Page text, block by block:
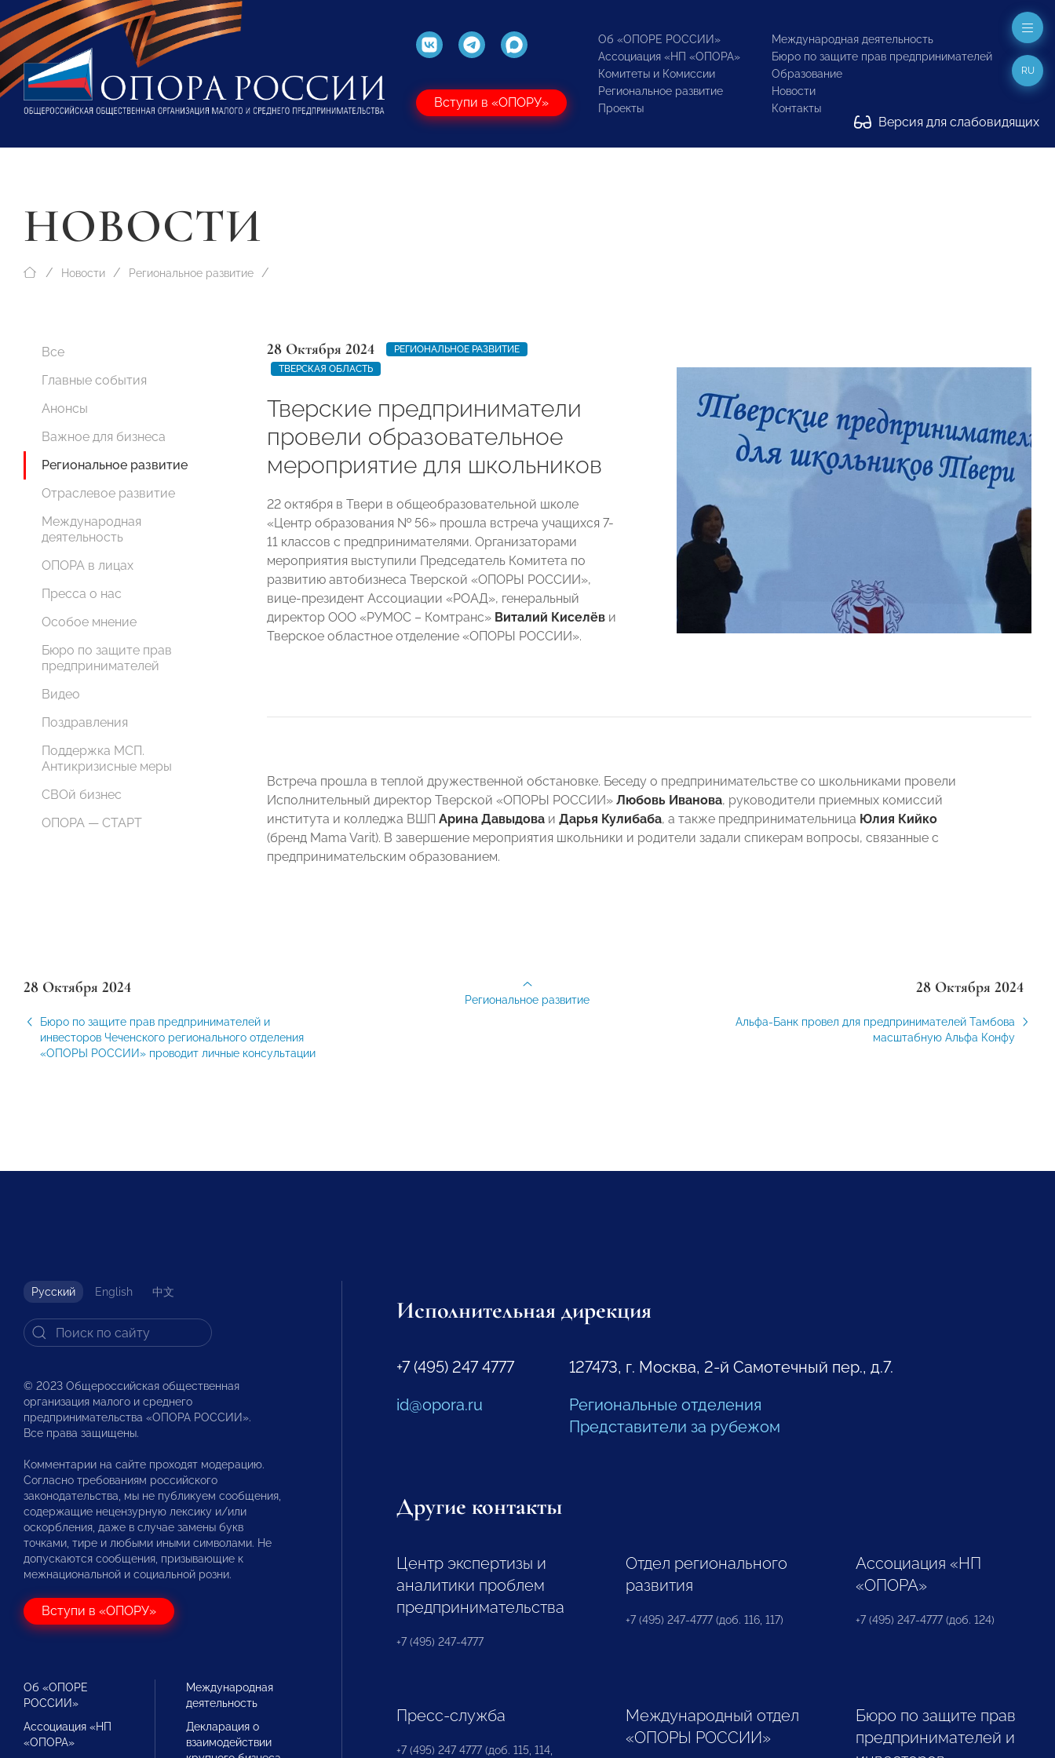
Вступи в «ОПОРУ»
Об «ОПОРЕ РОССИИ»
Ассоциация «НП «ОПОРА»
Комитеты и Комиссии
Региональное развитие
Проекты
Международная деятельность
Бюро по защите прав предпринимателей
Образование
Новости
Контакты
Версия для слабовидящих
RU
НОВОСТИ
Новости Региональное развитие
Все
Главные события
Анонсы
Важное для бизнеса
Региональное развитие
Отраслевое развитие
Международная
деятельность
ОПОРА в лицах
Пресса о нас
Особое мнение
Бюро по защите прав
предпринимателей
Видео
Поздравления
Поддержка МСП.
Антикризисные меры
СВОй бизнес
ОПОРА — СТАРТ
28 Октября 2024
РЕГИОНАЛЬНОЕ РАЗВИТИЕ
ТВЕРСКАЯ ОБЛАСТЬ
Тверские предприниматели
провели образовательное
мероприятие для школьников
22 октября в Твери в общеобразовательной школе
«Центр образования № 56» прошла встреча учащихся 7-
11 классов с предпринимателями. Организаторами
мероприятия выступили Председатель Комитета по
развитию автобизнеса Тверской «ОПОРЫ РОССИИ»,
вице-президент Ассоциации «РОАД», генеральный
директор ООО «РУМОС – Комтранс» Виталий Киселёв и
Тверское областное отделение «ОПОРЫ РОССИИ».
Встреча прошла в теплой дружественной обстановке. Беседу о предпринимательстве со школьниками провели
Исполнительный директор Тверской «ОПОРЫ РОССИИ» Любовь Иванова, руководители приемных комиссий
института и колледжа ВШП Арина Давыдова и Дарья Кулибаба, а также предпринимательница Юлия Кийко
(бренд Mama Varit). В завершение мероприятия школьники и родители задали спикерам вопросы, связанные с
предпринимательским образованием.
28 Октября 2024
Бюро по защите прав предпринимателей и
инвесторов Чеченского регионального отделения
«ОПОРЫ РОССИИ» проводит личные консультации
28 Октября 2024
Альфа-Банк провел для предпринимателей Тамбова
масштабную Альфа Конфу
Региональное развитие
Русский English 中文
© 2023 Общероссийская общественная
организация малого и среднего
предпринимательства «ОПОРА РОССИИ».
Все права защищены.
Комментарии на сайте проходят модерацию.
Согласно требованиям российского
законодательства, мы не публикуем сообщения,
содержащие нецензурную лексику и/или
оскорбления, даже в случае замены букв
точками, тире и любыми иными символами. Не
допускаются сообщения, призывающие к
межнациональной и социальной розни.
Вступи в «ОПОРУ»
Об «ОПОРЕ
РОССИИ»
Ассоциация «НП
«ОПОРА»
Международная
деятельность
Декларация о
взаимодействии
Исполнительная дирекция
+7 (495) 247 4777
id@opora.ru
127473, г. Москва, 2-й Самотечный пер., д.7.
Региональные отделения
Представители за рубежом
Другие контакты
Центр экспертизы и
аналитики проблем
предпринимательства
+7 (495) 247-4777
Отдел регионального
развития
+7 (495) 247-4777 (доб. 116, 117)
Ассоциация «НП
«ОПОРА»
+7 (495) 247-4777 (доб. 124)
Пресс-служба
+7 (495) 247 4777 (доб. 115, 114,
Международный отдел
«ОПОРЫ РОССИИ»
Бюро по защите прав
предпринимателей и